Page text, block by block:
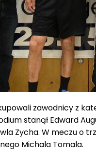
zawodnicy z
stanął Edward
Zycha. W meczu o
Michala Tomala.